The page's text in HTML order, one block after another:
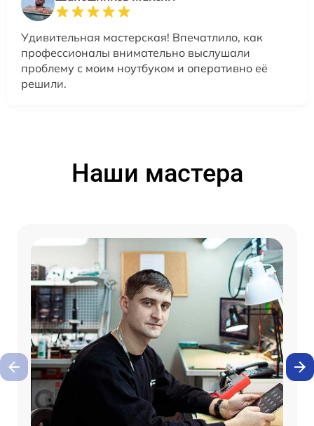
Удивительная мастерская! Впечатлило, как
профессионалы внимательно выслушали
проблему с моим ноутбуком и оперативно её
решили.
Наши мастера